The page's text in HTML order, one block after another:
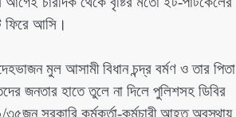
ফিরে আসি।
মুল আসামী বিধান চন্দ্র বর্মণ ও তার পিতা
জনতার হাতে তুলে না দিলে পুলিশসহ ডিবির